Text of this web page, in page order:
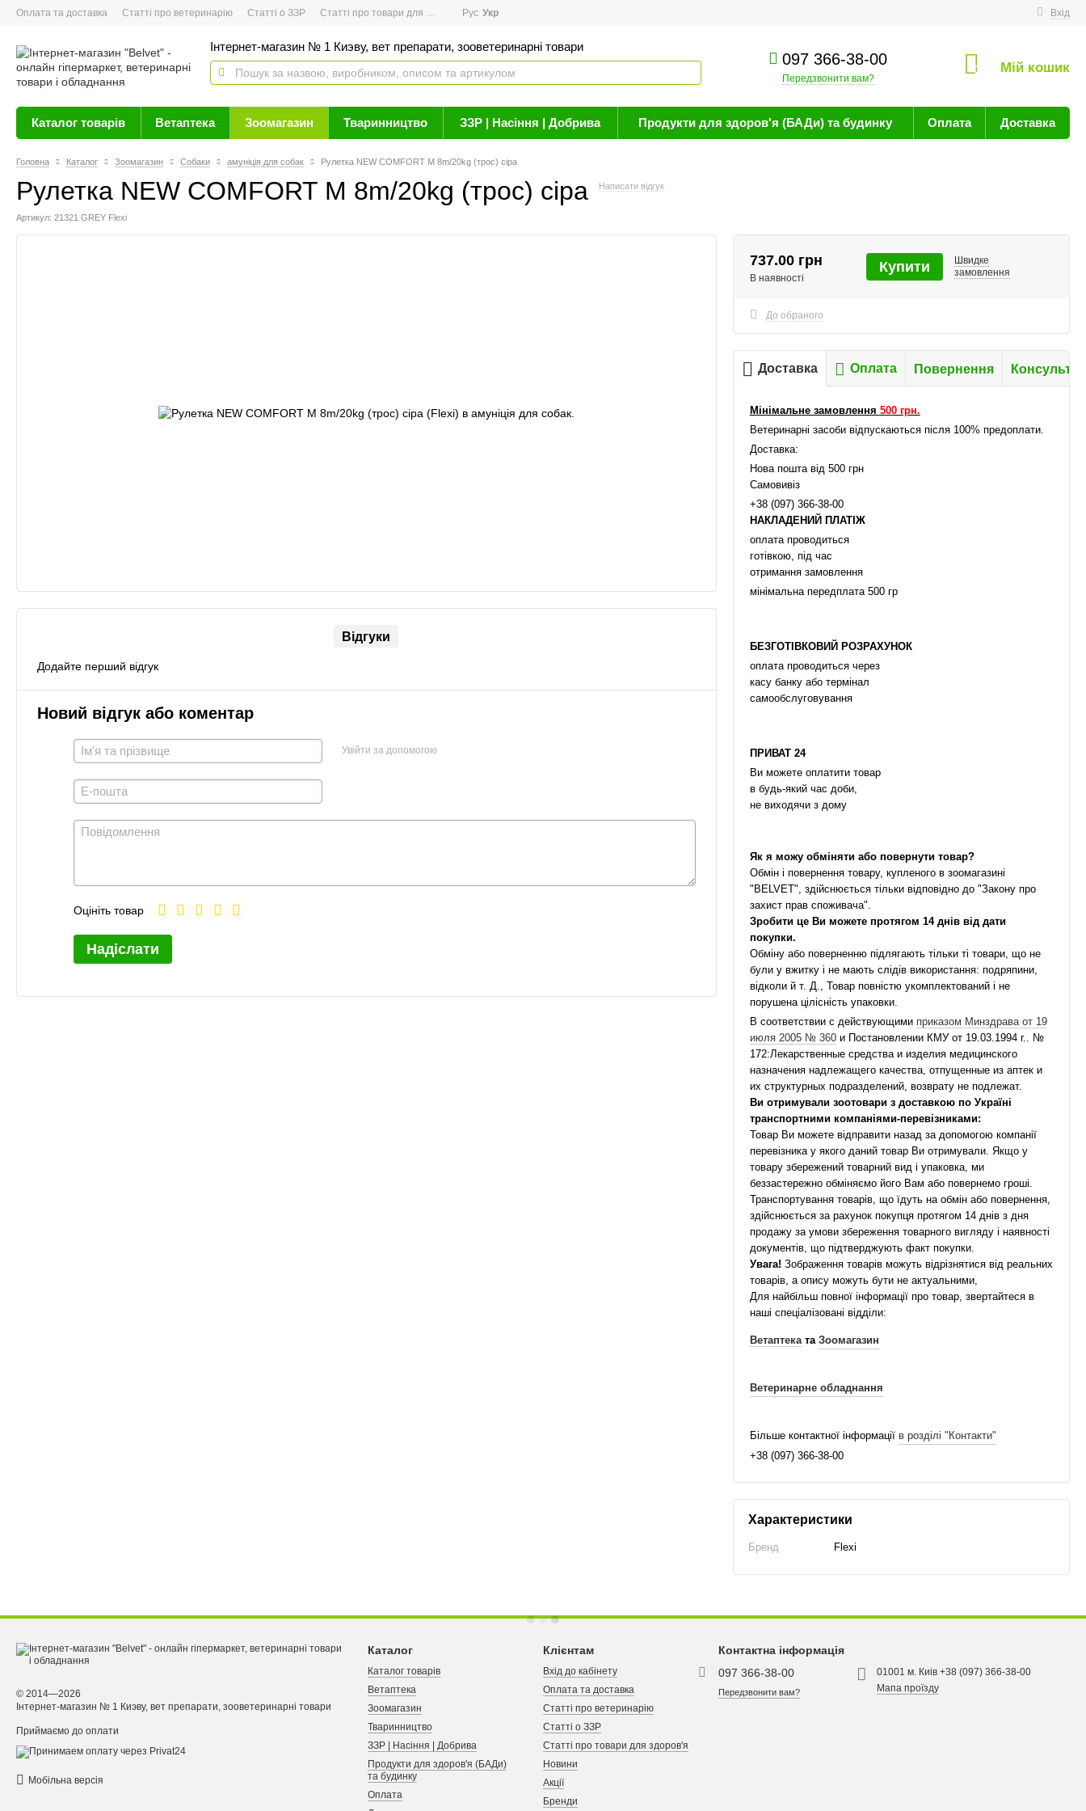
Оплата та доставка Статті про ветеринарію Статті о ЗЗР Статті про товари для здоров'я Новини Вхід
Рус Укр
Інтернет-магазин № 1 Киэву, вет препарати, зооветеринарні товари
097 366-38-00
Передзвонити вам?
0 Мій кошик
Каталог товарів Ветаптека Зоомагазин Тваринництво ЗЗР | Насіння | Добрива Продукти для здоров'я (БАДи) та будинку Оплата Доставка
Головна Каталог Зоомагазин Собаки амуніція для собак Рулетка NEW COMFORT M 8m/20kg (трос) сіра
Рулетка NEW COMFORT M 8m/20kg (трос) сіра Написати відгук
Артикул: 21321 GREY Flexi
Відгуки
Додайте перший відгук
Новий відгук або коментар
Увійти за допомогою
Оцініть товар
Надіслати
737.00 грн
В наявності
Купити
Швидке
замовлення
До обраного
Доставка Оплата Повернення
Мінімальне замовлення 500 грн.
Ветеринарні засоби відпускаються після 100% предоплати.
Доставка:
Нова пошта від 500 грн
Самовивіз
+38 (097) 366-38-00
НАКЛАДЕНИЙ ПЛАТІЖ
оплата проводиться
готівкою, під час
отримання замовлення
мінімальна передплата 500 гр
БЕЗГОТІВКОВИЙ РОЗРАХУНОК
оплата проводиться через
касу банку або термінал
самообслуговування
ПРИВАТ 24
Ви можете оплатити товар
в будь-який час доби,
не виходячи з дому
Як я можу обміняти або повернути товар?
Обмін і повернення товару, купленого в зоомагазині
"BELVET", здійснюється тільки відповідно до "Закону про
захист прав споживача".
Зробити це Ви можете протягом 14 днів від дати
покупки.
Обміну або поверненню підлягають тільки ті товари, що не
були у вжитку і не мають слідів використання: подряпини,
відколи й т. Д., Товар повністю укомплектований і не
порушена цілісність упаковки.
В соответствии с действующими приказом Минздрава от 19
июля 2005 № 360и Постановлении КМУ от 19.03.1994 г.. №
172:Лекарственные средства и изделия медицинского
назначения надлежащего качества, отпущенные из аптек и
их структурных подразделений, возврату не подлежат.
Ви отримували зоотовари з доставкою по Україні
транспортними компаніями-перевізниками:
Товар Ви можете відправити назад за допомогою компанії
перевізника у якого даний товар Ви отримували. Якщо у
товару збережений товарний вид і упаковка, ми
беззастережно обміняємо його Вам або повернемо гроші.
Транспортування товарів, що їдуть на обмін або повернення,
здійснюється за рахунок покупця протягом 14 днів з дня
продажу за умови збереження товарного вигляду і наявності
документів, що підтверджують факт покупки.
Увага! Зображення товарів можуть відрізнятися від реальних
товарів, а опису можуть бути не актуальними,
Для найбільш повної інформації про товар, звертайтеся в
наші спеціалізовані відділи:
Ветаптеката Зоомагазин
Ветеринарне обладнання
Більше контактної інформації в розділі "Контакти"
+38 (097) 366-38-00
Характеристики
Бренд Flexi
© 2014—2026
Інтернет-магазин № 1 Киэву, вет препарати, зооветеринарні товари
Приймаємо до оплати
Мобільна версія
Каталог
Каталог товарів
Ветаптека
Зоомагазин
Тваринництво
ЗЗР | Насіння | Добрива
Продукти для здоров'я (БАДи)
та будинку
Оплата
Клієнтам
Вхід до кабінету
Оплата та доставка
Статті про ветеринарію
Статті о ЗЗР
Статті про товари для здоров'я
Новини
Акції
Бренди
Контактна інформація
097 366-38-00
Передзвонити вам?
01001 м. Киів +38 (097) 366-38-00
Мапа проїзду